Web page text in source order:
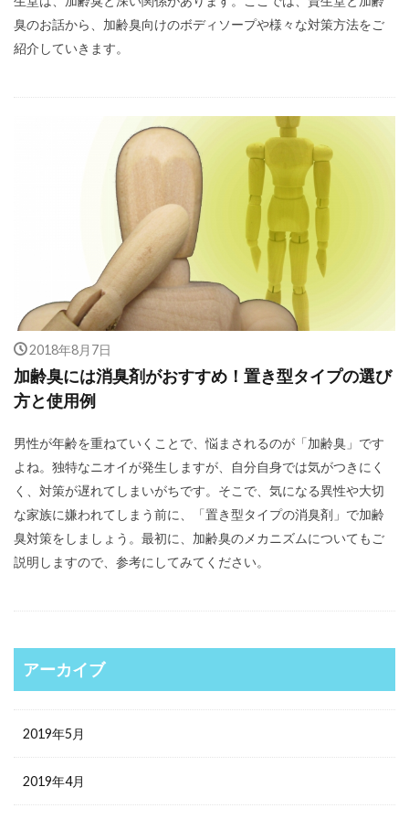
臭のお話から、加齢臭向けのボディソープや様々な対策方法をご
紹介していきます。
2018年8月7日
加齢臭には消臭剤がおすすめ！置き型タイプの選び
方と使用例
男性が年齢を重ねていくことで、悩まされるのが「加齢臭」です
よね。独特なニオイが発生しますが、自分自身では気がつきにく
く、対策が遅れてしまいがちです。そこで、気になる異性や大切
な家族に嫌われてしまう前に、「置き型タイプの消臭剤」で加齢
臭対策をしましょう。最初に、加齢臭のメカニズムについてもご
説明しますので、参考にしてみてください。
アーカイブ
2019年5月
2019年4月